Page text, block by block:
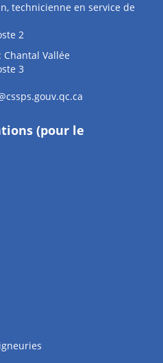
technicienne en service de
2
Vallée
3
(pour le